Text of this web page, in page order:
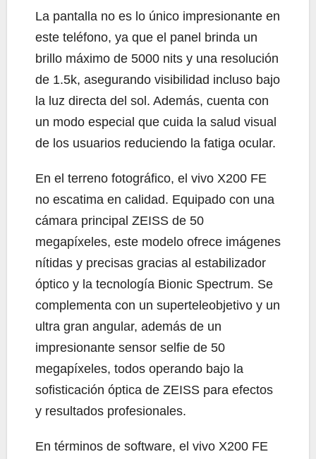
La pantalla no es lo único impresionante en
este teléfono, ya que el panel brinda un
brillo máximo de 5000 nits y una resolución
de 1.5k, asegurando visibilidad incluso bajo
la luz directa del sol. Además, cuenta con
un modo especial que cuida la salud visual
de los usuarios reduciendo la fatiga ocular.
En el terreno fotográfico, el vivo X200 FE
no escatima en calidad. Equipado con una
cámara principal ZEISS de 50
megapíxeles, este modelo ofrece imágenes
nítidas y precisas gracias al estabilizador
óptico y la tecnología Bionic Spectrum. Se
complementa con un superteleobjetivo y un
ultra gran angular, además de un
impresionante sensor selfie de 50
megapíxeles, todos operando bajo la
sofisticación óptica de ZEISS para efectos
y resultados profesionales.
En términos de software, el vivo X200 FE